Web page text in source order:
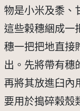
物是小米及黍、
這些榖穗綑成一
穗一把把地直接
出。先將帶有穗
再將其放進臼內
要用於搗碎榖殼